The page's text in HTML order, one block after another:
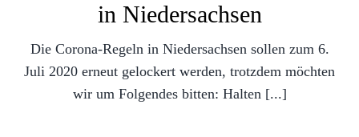
in Niedersachsen
Die Corona-Regeln in Niedersachsen sollen zum 6.
Juli 2020 erneut gelockert werden, trotzdem möchten
wir um Folgendes bitten: Halten [...]